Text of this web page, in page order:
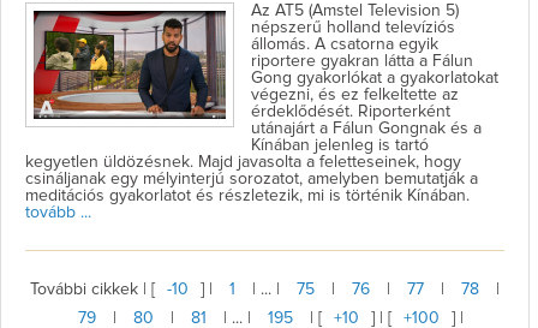
Az AT5 (Amstel Television 5)
népszerű holland televíziós
állomás. A csatorna egyik
riportere gyakran látta a Fálun
Gong gyakorlókat a gyakorlatokat
végezni, és ez felkeltette az
érdeklődését. Riporterként
utánajárt a Fálun Gongnak és a
Kínában jelenleg is tartó
kegyetlen üldözésnek. Majd javasolta a feletteseinek, hogy
csináljanak egy mélyinterjú sorozatot, amelyben bemutatják a
meditációs gyakorlatot és részletezik, mi is történik Kínában.
tovább ...
További cikkek | [ -10 1 | ... | 75 76 77 78
79
80 81 | ... | 195 +10 +100